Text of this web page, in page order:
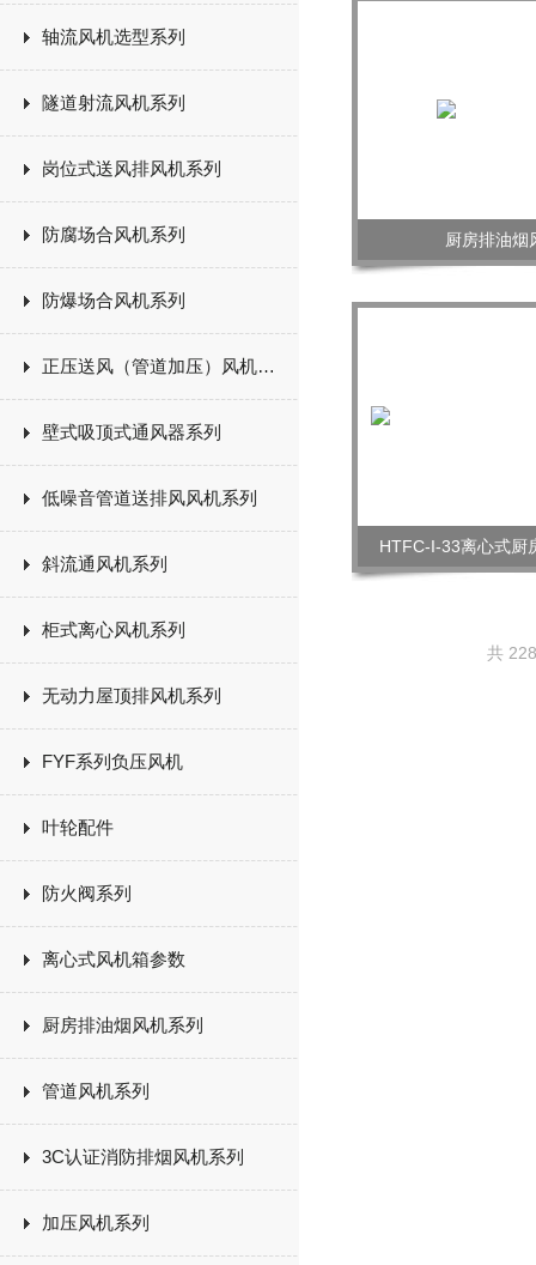
轴流风机选型系列
隧道射流风机系列
岗位式送风排风机系列
防腐场合风机系列
防爆场合风机系列
正压送风（管道加压）风机系列
壁式吸顶式通风器系列
低噪音管道送排风风机系列
斜流通风机系列
柜式离心风机系列
无动力屋顶排风机系列
FYF系列负压风机
叶轮配件
防火阀系列
离心式风机箱参数
厨房排油烟风机系列
管道风机系列
3C认证消防排烟风机系列
加压风机系列
厨房排油烟
HTFC-I-33离心式厨
共